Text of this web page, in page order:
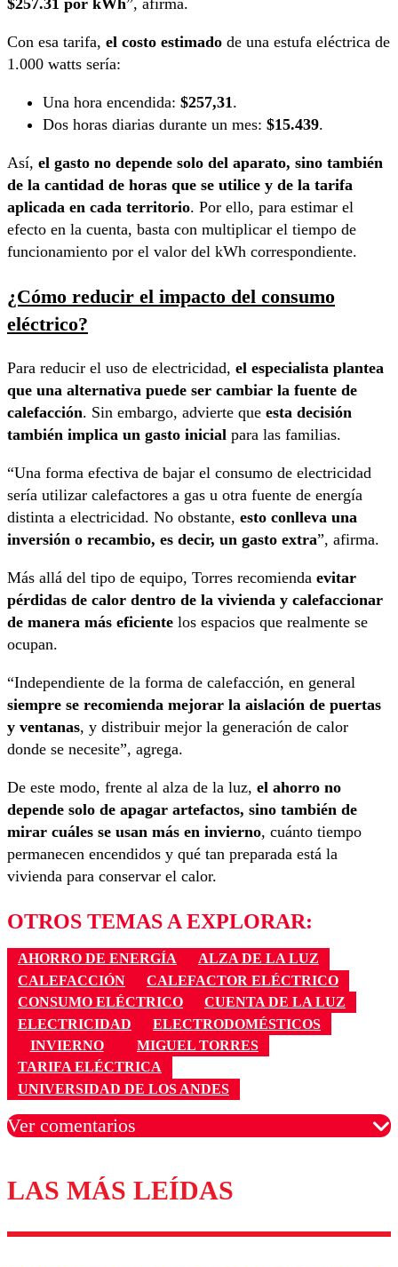
Con esa tarifa, el costo estimado de una estufa eléctrica de
1.000 watts sería:
Una hora encendida: $257,31 .
Dos horas diarias durante un mes: $15.439.
Así, el gasto no depende solo del aparato, sino también
de la cantidad de horas que se utilice y de la tarifa
aplicada en cada territorio. Por ello, para estimar el
efecto en la cuenta, basta con multiplicar el tiempo de
funcionamiento por el valor del kWh correspondiente.
¿Cómo reducir el impacto del consumo
eléctrico?
Para reducir el uso de electricidad, el especialista plantea
que una alternativa puede ser cambiar la fuente de
calefacción. Sin embargo, advierte que esta decisión
también implica un gasto inicial para las familias.
“Una forma efectiva de bajar el consumo de electricidad
sería utilizar calefactores a gas u otra fuente de energía
distinta a electricidad. No obstante, esto conlleva una
inversión o recambio, es decir, un gasto extra”, afirma.
Más allá del tipo de equipo, Torres recomienda evitar
pérdidas de calor dentro de la vivienda y calefaccionar
de manera más eficiente los espacios que realmente se
ocupan.
“Independiente de la forma de calefacción, en general
siempre se recomienda mejorar la aislación de puertas
y ventanas, y distribuir mejor la generación de calor
donde se necesite”, agrega.
De este modo, frente al alza de la luz, el ahorro no
depende solo de apagar artefactos, sino también de
mirar cuáles se usan más en invierno, cuánto tiempo
permanecen encendidos y qué tan preparada está la
vivienda para conservar el calor.
OTROS TEMAS A EXPLORAR:
AHORRO DE ENERGÍA
ALZA DE LA LUZ
CALEFACCIÓN
CALEFACTOR ELÉCTRICO
CONSUMO ELÉCTRICO
CUENTA DE LA LUZ
ELECTRICIDAD
ELECTRODOMÉSTICOS
INVIERNO
MIGUEL TORRES
TARIFA ELÉCTRICA
UNIVERSIDAD DE LOS ANDES
Ver comentarios
Los comentarios son moderados para garantizar un
diálogo respetuoso.
LAS MÁS LEÍDAS